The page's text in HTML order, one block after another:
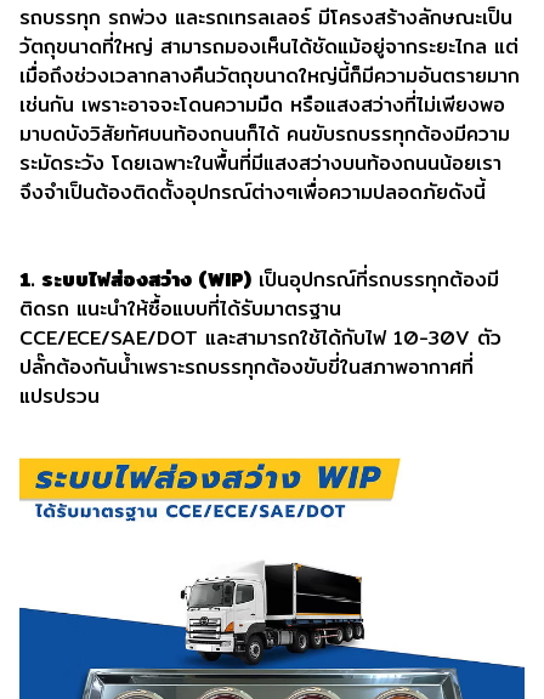
รถบรรทุก รถพ่วง และรถเทรลเลอร์ มีโครงสร้างลักษณะเป็น
วัตถุขนาดที่ใหญ่ สามารถมองเห็นได้ชัดแม้อยู่จากระยะไกล แต่
เมื่อถึงช่วงเวลากลางคืนวัตถุขนาดใหญ่นี้ก็มีความอันตรายมาก
เช่นกัน เพราะอาจจะโดนความมืด หรือแสงสว่างที่ไม่เพียงพอ
มาบดบังวิสัยทัศบนท้องถนนก็ได้ คนขับรถบรรทุกต้องมีความ
ระมัดระวัง โดยเฉพาะในพื้นที่มีแสงสว่างบนท้องถนนน้อยเรา
จึงจำเป็นต้องติดตั้งอุปกรณ์ต่างๆเพื่อความปลอดภัยดังนี้
1. ระบบไฟส่องสว่าง (WIP) เป็นอุปกรณ์ที่รถบรรทุกต้องมี
ติดรถ แนะนำให้ซื้อแบบที่ได้รับมาตรฐาน
CCE/ECE/SAE/DOT และสามารถใช้ได้กับไฟ 10-30V ตัว
ปลั๊กต้องกันน้ำเพราะรถบรรทุกต้องขับขี่ในสภาพอากาศที่
แปรปรวน